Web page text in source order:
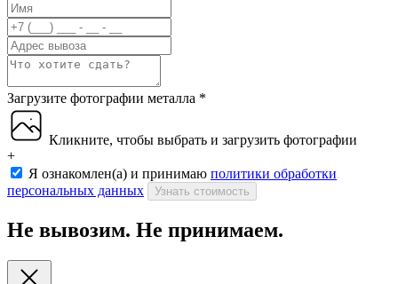
Загрузите фотографии металла *
Кликните, чтобы выбрать и загрузить фотографии
+
Я ознакомлен(а) и принимаю политики обработки
персональных данных
Узнать стоимость
Не вывозим. Не принимаем.